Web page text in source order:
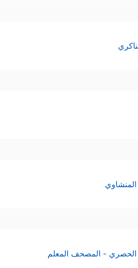
الحصري - المصحف المعلم